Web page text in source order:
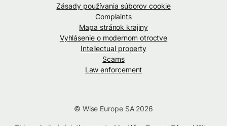
Zásady používania súborov cookie
Complaints
Mapa stránok krajiny
Vyhlásenie o modernom otroctve
Intellectual property
Scams
Law enforcement
© Wise Europe SA 2026